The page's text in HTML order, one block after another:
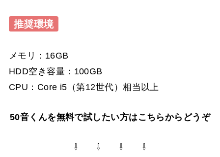
推奨環境
メモリ：16GB
HDD空き容量：100GB
CPU：Core i5（第12世代）相当以上
50音くんを無料で試したい方はこちらからどうぞ
⇩ ⇩ ⇩ ⇩